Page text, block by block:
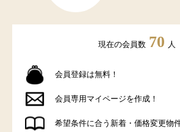
現在の会員数 70 人
会員登録は無料！
会員専用マイページを作成！
希望条件に合う新着・価格変更物